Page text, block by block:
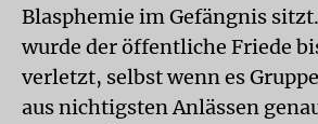
Blasphemie im Gefängnis
wurde der öffentliche Friede
verletzt, selbst wenn es
aus nichtigsten Anlässen